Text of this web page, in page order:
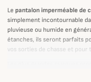
Le pantalon imperméable de
simplement incontournable
pluvieuse ou humide en
étanches, ils seront parfaits
vos sorties de chasse et pour
imperméables pour la